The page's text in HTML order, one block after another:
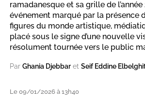
ramadanesque et sa grille de l’année
événement marqué par la présence
figures du monde artistique,
placé sous le signe d’une nouvelle
résolument tournée vers le public
Par Ghania Djebbar et Seif Eddine
Le 09/01/2026 à 13h40